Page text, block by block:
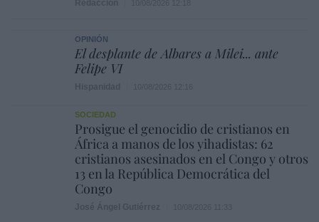
OPINIÓN
El desplante de Albares a Milei... ante
Felipe VI
SOCIEDAD
Prosigue el genocidio de cristianos en
África a manos de los yihadistas: 62
cristianos asesinados en el Congo y otros
13 en la República Democrática del
Congo